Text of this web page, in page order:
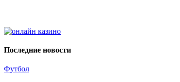
Последние новости
Футбол